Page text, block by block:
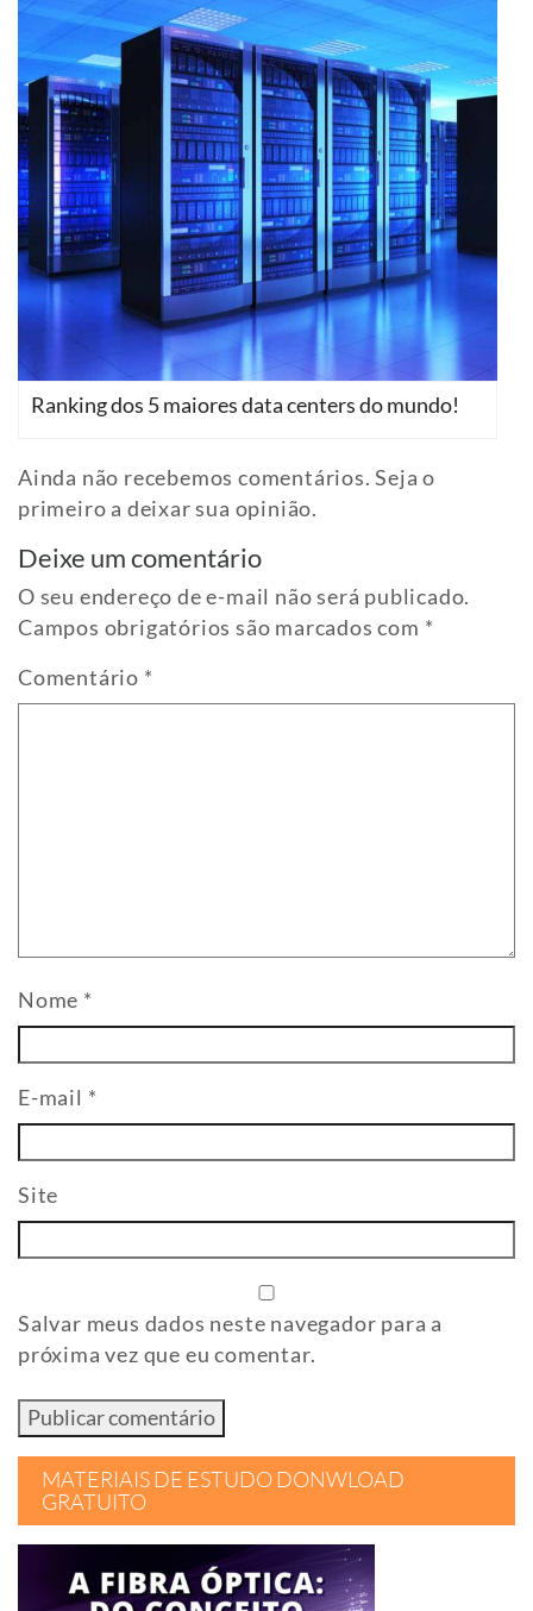
Ranking dos 5 maiores data centers do mundo!
Ainda não recebemos comentários. Seja o
primeiro a deixar sua opinião.
Deixe um comentário
O seu endereço de e-mail não será publicado.
Campos obrigatórios são marcados com *
Comentário *
Nome *
E-mail *
Site
Salvar meus dados neste navegador para a
próxima vez que eu comentar.
MATERIAIS DE ESTUDO DONWLOAD
GRATUITO